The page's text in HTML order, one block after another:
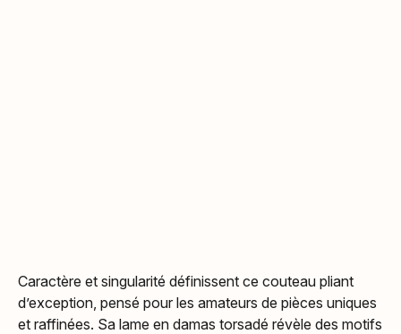
Caractère et singularité définissent ce couteau pliant
d’exception, pensé pour les amateurs de pièces uniques
et raffinées. Sa lame en damas torsadé révèle des motifs